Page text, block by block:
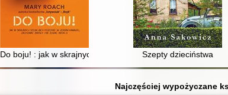
Do boju! : jak w skrajnych sytuacjach pozostać w jednym
Szepty dzieciństwa
Najczęściej wypożyczane